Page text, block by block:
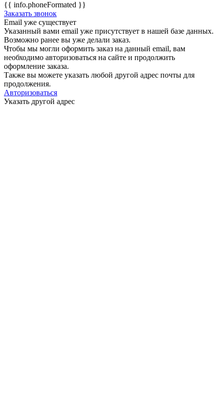
{{ info.phoneFormated }}
Заказать звонок
Email уже существует
Указанный вами email уже присутствует в нашей базе данных.
Возможно ранее вы уже делали заказ.
Чтобы мы могли оформить заказ на данный email, вам
необходимо авторизоваться на сайте и продолжить
оформление заказа.
Также вы можете указать любой другой адрес почты для
продолжения.
Авторизоваться
Указать другой адрес